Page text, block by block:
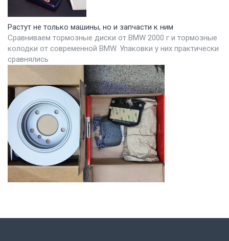
Растут не только машины, но и запчасти к ним
Сравниваем тормозные диски от BMW 2000 г и тормозные
колодки от современной BMW. Упаковки у них практически
сравнялись